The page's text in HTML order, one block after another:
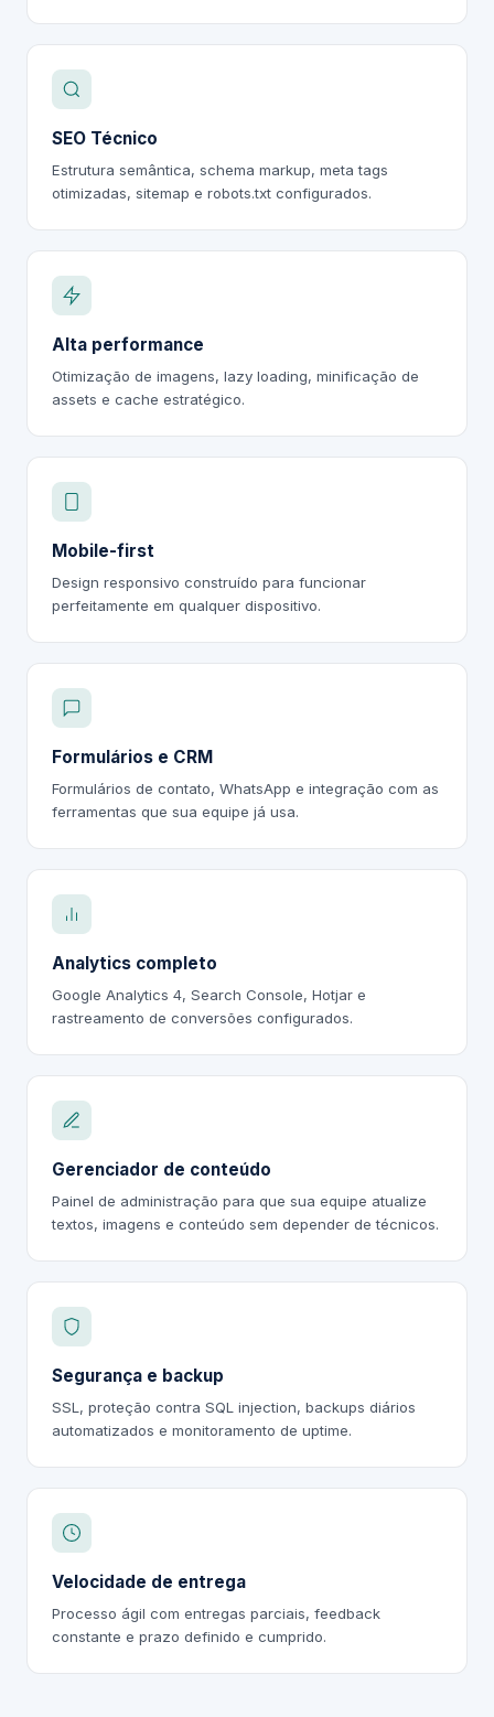
SEO Técnico
Estrutura semântica, schema markup, meta tags
otimizadas, sitemap e robots.txt configurados.
Alta performance
Otimização de imagens, lazy loading, minificação de
assets e cache estratégico.
Mobile-first
Design responsivo construído para funcionar
perfeitamente em qualquer dispositivo.
Formulários e CRM
Formulários de contato, WhatsApp e integração com as
ferramentas que sua equipe já usa.
Analytics completo
Google Analytics 4, Search Console, Hotjar e
rastreamento de conversões configurados.
Gerenciador de conteúdo
Painel de administração para que sua equipe atualize
textos, imagens e conteúdo sem depender de técnicos.
Segurança e backup
SSL, proteção contra SQL injection, backups diários
automatizados e monitoramento de uptime.
Velocidade de entrega
Processo ágil com entregas parciais, feedback
constante e prazo definido e cumprido.